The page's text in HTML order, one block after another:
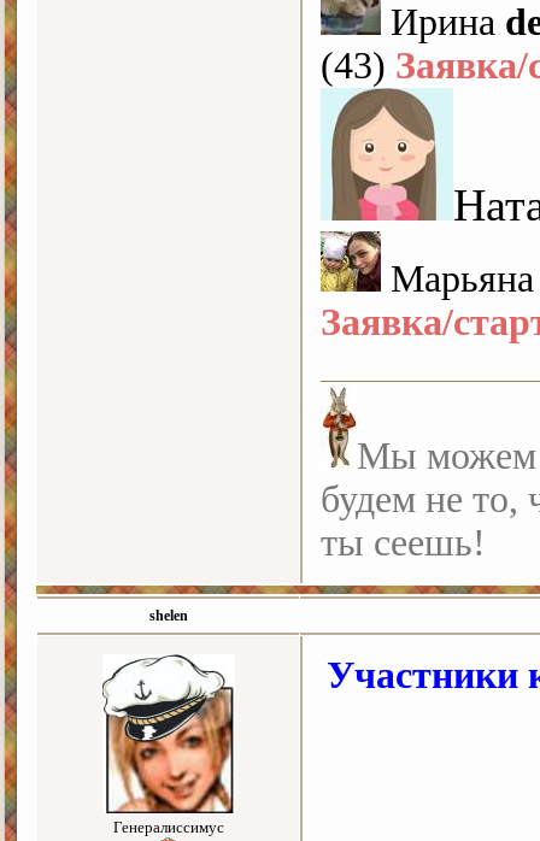
Ирина
(43) Заявка/
Заявка/
Мы можем
будем не то,
ты сеешь!
shelen
Генералиссимус
Участники